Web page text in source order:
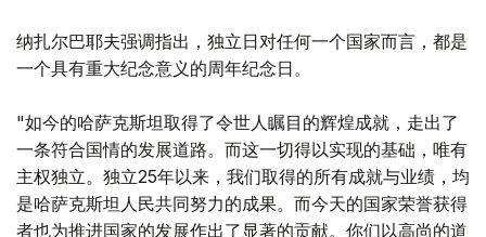
纳扎尔巴耶夫强调指出，独立日对任何一个国家而言，都是
一个具有重大纪念意义的周年纪念日。
"如今的哈萨克斯坦取得了令世人瞩目的辉煌成就，走出了
一条符合国情的发展道路。而这一切得以实现的基础，唯有
主权独立。独立25年以来，我们取得的所有成就与业绩，均
是哈萨克斯坦人民共同努力的成果。而今天的国家荣誉获得
者也为推进国家的发展作出了显著的贡献。你们以高尚的道